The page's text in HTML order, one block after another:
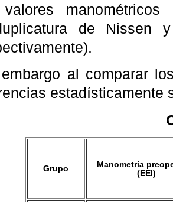
de Nissen
al comparar
estadísticamente
Grupo
Manometría
(EEI)